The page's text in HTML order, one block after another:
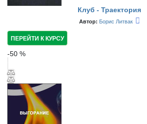
Клуб - Траектория
Автор: Борис Литвак
ПЕРЕЙТИ К КУРСУ
-50 %